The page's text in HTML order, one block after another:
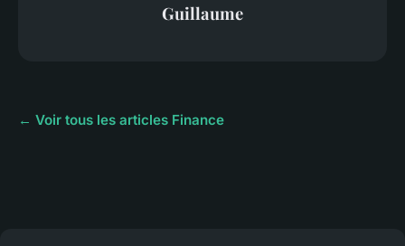
Guillaume
← Voir tous les articles Finance